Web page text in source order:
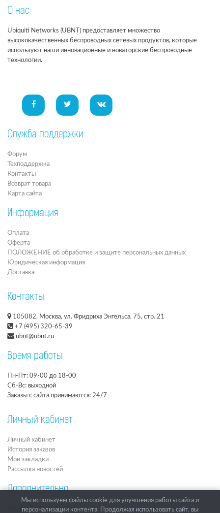
О нас
Ubiquiti Networks (UBNT) предоставляет множество
высококачественных беспроводных сетевых продуктов, которые
используют наши инновационные и новаторские беспроводные
технологии.
Служба поддержки
Форум
Техподдержка
Контакты
Возврат товара
Карта сайта
Информация
Оплата
Оферта
ПОЛОЖЕНИЕ об обработке и защите персональных данных
Юридическая информация
Доставка
Контакты
105082, Москва, ул. Фридриха Энгельса, 75, стр. 21
+7 (495) 320-65-39
ubnt@ubnt.ru
Время работы
Пн-Пт: 09-00 до 18-00
Сб-Вс: выходной
Заказы с сайта принимаются: 24/7
Личный кабинет
Личный кабинет
История заказов
Мои закладки
Рассылка новостей
Дополнительно
Подарочные сертификаты
Мы используем файлы cookie для улучшения работы сайта и
персонализации контента. Продолжая использовать сайт, вы